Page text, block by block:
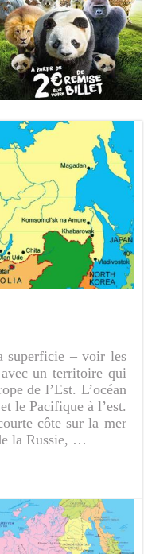
superficie – voir les
un territoire qui
de l’Est. L’océan
le Pacifique à l’est.
côte sur la mer
la Russie, …